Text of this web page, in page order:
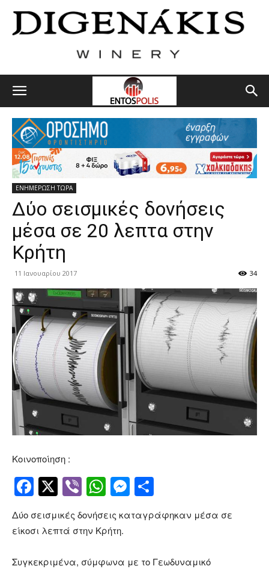
ΕΝΗΜΕΡΩΣΗ ΤΩΡΑ
Δύο σεισμικές δονήσεις
μέσα σε 20 λεπτα στην
Κρήτη
11 Ιανουαρίου 2017 34
Κοινοποίηση :
Facebook
Twitter
ViberWhatsApp
Messenger
Δύο σεισμικές δονήσεις καταγράφηκαν μέσα σε
είκοσι λεπτά στην Κρήτη.
Συγκεκριμένα, σύμφωνα με το Γεωδυναμικό